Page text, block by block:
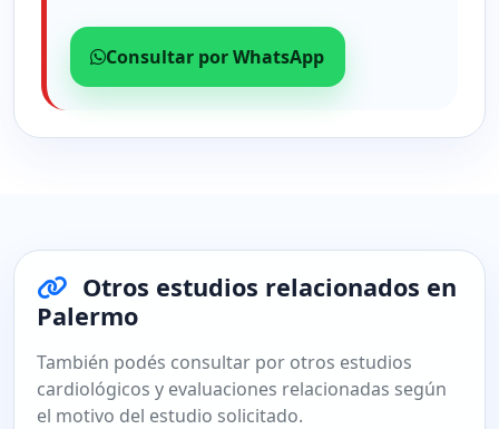
Consultar por WhatsApp
Otros estudios relacionados en
Palermo
También podés consultar por otros estudios
cardiológicos y evaluaciones relacionadas según
el motivo del estudio solicitado.